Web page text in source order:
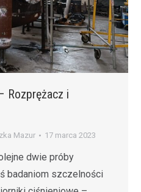
Rozprężacz i
Mazur 17 marca 2023
dwie próby
badaniom szczelności